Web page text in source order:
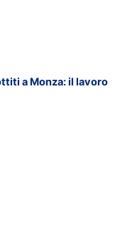
a Monza: il lavoro